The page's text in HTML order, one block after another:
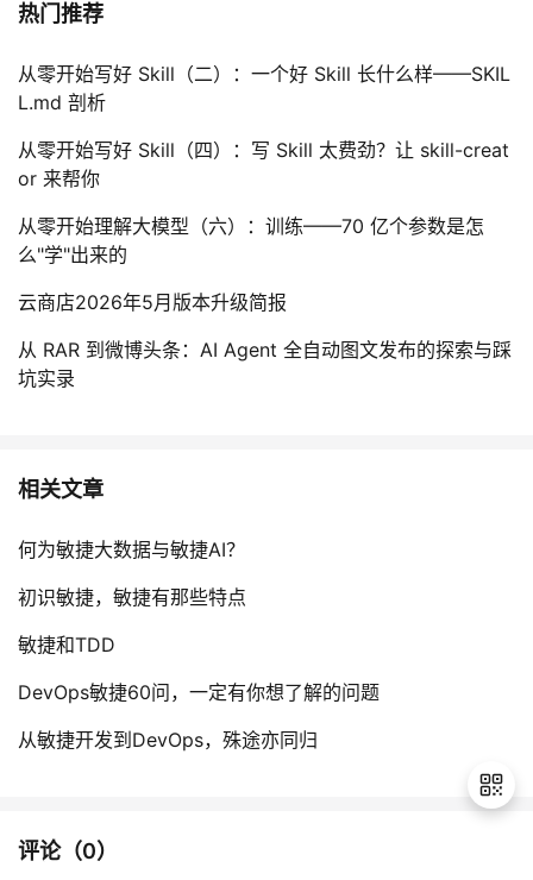
热门推荐
从零开始写好 Skill（二）：一个好 Skill 长什么样——SKIL
L.md 剖析
从零开始写好 Skill（四）：写 Skill 太费劲？让 skill-creat
or 来帮你
从零开始理解大模型（六）：训练——70 亿个参数是怎
么"学"出来的
云商店2026年5月版本升级简报
从 RAR 到微博头条：AI Agent 全自动图文发布的探索与踩
坑实录
相关文章
何为敏捷大数据与敏捷AI？
初识敏捷，敏捷有那些特点
敏捷和TDD
DevOps敏捷60问，一定有你想了解的问题
从敏捷开发到DevOps，殊途亦同归
评论（0）